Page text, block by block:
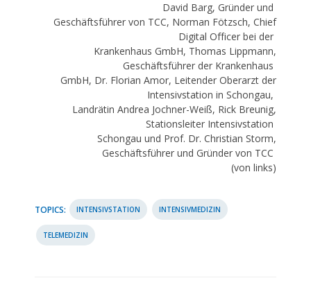
David Barg, Gründer und
Geschäftsführer von TCC, Norman Fötzsch, Chief
Digital Officer bei der
Krankenhaus GmbH, Thomas Lippmann,
Geschäftsführer der Krankenhaus
GmbH, Dr. Florian Amor, Leitender Oberarzt der
Intensivstation in Schongau,
Landrätin Andrea Jochner-Weiß, Rick Breunig,
Stationsleiter Intensivstation
Schongau und Prof. Dr. Christian Storm,
Geschäftsführer und Gründer von TCC
(von links)
TOPICS: INTENSIVSTATION INTENSIVMEDIZIN
TELEMEDIZIN